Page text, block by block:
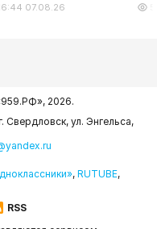
07.08.26
2026.
Свердловск, ул. Энгельса,
, RUTUBE,
RSS